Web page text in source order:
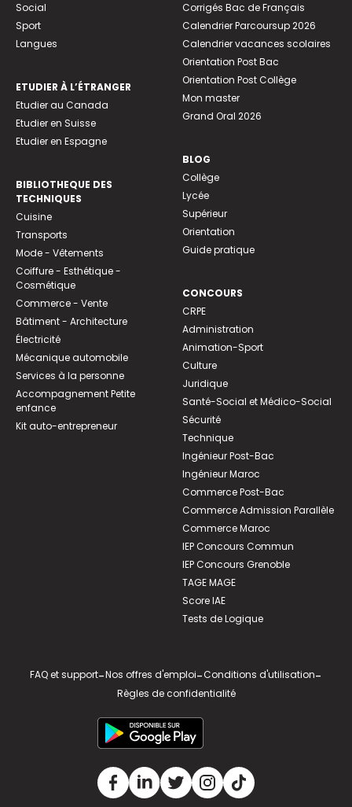
Social
Sport
Langues
ETUDIER À L’ÉTRANGER
Etudier au Canada
Etudier en Suisse
Etudier en Espagne
BIBLIOTHEQUE DES
TECHNIQUES
Cuisine
Transports
Mode - Vêtements
Coiffure - Esthétique -
Cosmétique
Commerce - Vente
Bâtiment - Architecture
Électricité
Mécanique automobile
Services à la personne
Accompagnement Petite
enfance
Kit auto-entrepreneur
Corrigés Bac de Français
Calendrier Parcoursup 2026
Calendrier vacances scolaires
Orientation Post Bac
Orientation Post Collège
Mon master
Grand Oral 2026
BLOG
Collège
Lycée
Supérieur
Orientation
Guide pratique
CONCOURS
CRPE
Administration
Animation-Sport
Culture
Juridique
Santé-Social et Médico-Social
Sécurité
Technique
Ingénieur Post-Bac
Ingénieur Maroc
Commerce Post-Bac
Commerce Admission Parallèle
Commerce Maroc
IEP Concours Commun
IEP Concours Grenoble
TAGE MAGE
Score IAE
Tests de Logique
FAQ et support-Nos offres d'emploi-Conditions d'utilisation-
Règles de confidentialité